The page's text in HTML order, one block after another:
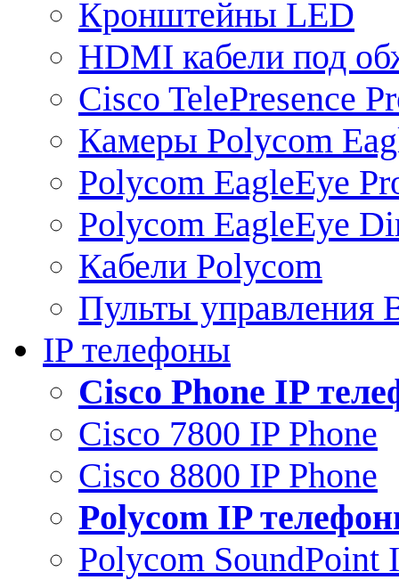
Кронштейны LED
HDMI кабели под
Cisco TelePresence
Камеры Polycom
Polycom EagleEye
Polycom EagleEye
Кабели Polycom
Пульты управления
IP телефоны
Сisco Phone IP
Cisco 7800 IP Phone
Cisco 8800 IP Phone
Polycom IP
Polycom SoundPoint